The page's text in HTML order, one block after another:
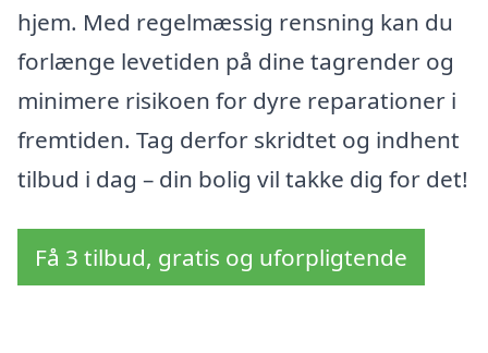
hjem. Med regelmæssig rensning kan du
forlænge levetiden på dine tagrender og
minimere risikoen for dyre reparationer i
fremtiden. Tag derfor skridtet og indhent
tilbud i dag – din bolig vil takke dig for det!
Få 3 tilbud, gratis og uforpligtende